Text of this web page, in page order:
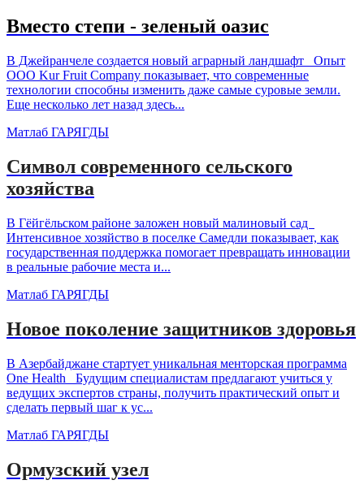
Вместо степи - зеленый оазис
В Джейранчеле создается новый аграрный ландшафт Опыт
ООО Kur Fruit Company показывает, что современные
технологии способны изменить даже самые суровые земли.
Еще несколько лет назад здесь...
Матлаб ГАРЯГДЫ
Символ современного сельского
хозяйства
В Гёйгёльском районе заложен новый малиновый сад
Интенсивное хозяйство в поселке Самедли показывает, как
государственная поддержка помогает превращать инновации
в реальные рабочие места и...
Матлаб ГАРЯГДЫ
Новое поколение защитников здоровья
В Азербайджане стартует уникальная менторская программа
One Health Будущим специалистам предлагают учиться у
ведущих экспертов страны, получить практический опыт и
сделать первый шаг к ус...
Матлаб ГАРЯГДЫ
Ормузский узел